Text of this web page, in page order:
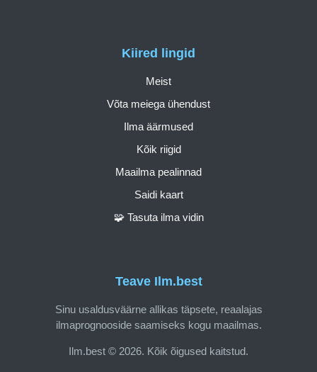
Teave Ilm.best
Sinu usaldusväärne allikas täpsete, reaalajas
ilmaprognooside saamiseks kogu maailmas.
Ilm.best © 2026. Kõik õigused kaitstud.
Kiired lingid
Meist
Võta meiega ühendust
Ilma äärmused
Kõik riigid
Maailma pealinnad
Saidi kaart
🧩 Tasuta ilma vidin